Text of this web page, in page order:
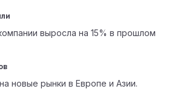
выросла на 15% в прошлом
новые рынки в Европе и Азии.